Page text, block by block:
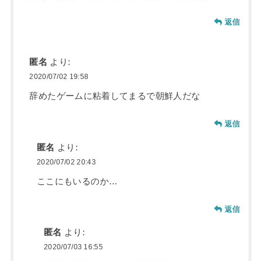
返信
匿名 より:
2020/07/02 19:58
辞めたゲームに粘着してまるで朝鮮人だな
返信
匿名 より:
2020/07/02 20:43
ここにもいるのか…
返信
匿名 より:
2020/07/03 16:55